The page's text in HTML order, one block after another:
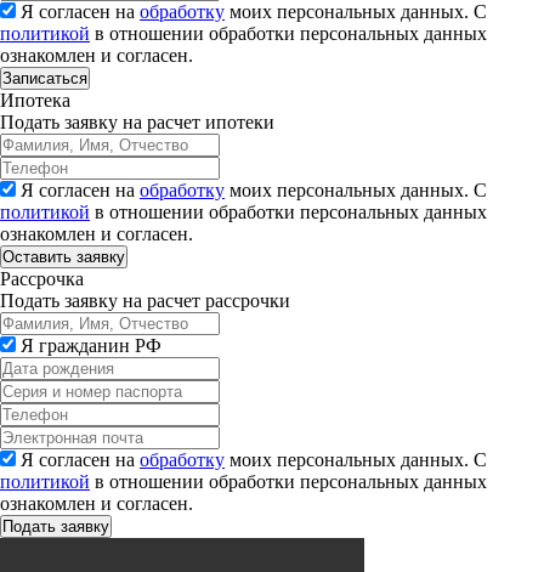
Я согласен на обработку моих персональных данных. С
политикой в отношении обработки персональных данных
ознакомлен и согласен.
Записаться
Ипотека
Подать заявку на расчет ипотеки
Я согласен на обработку моих персональных данных. С
политикой в отношении обработки персональных данных
ознакомлен и согласен.
Рассрочка
Подать заявку на расчет рассрочки
Я гражданин РФ
Я согласен на обработку моих персональных данных. С
политикой в отношении обработки персональных данных
ознакомлен и согласен.